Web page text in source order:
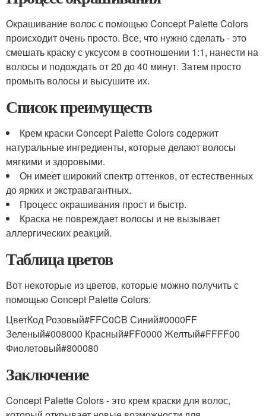
Окрашивание волос с помощью Concept Palette Colors
происходит очень просто. Все, что нужно сделать - это
смешать краску с уксусом в соотношении 1:1, нанести на
волосы и подождать от 20 до 40 минут. Затем просто
промыть волосы и высушите их.
Список преимуществ
Крем краски Concept Palette Colors содержит
натуральные ингредиенты, которые делают волосы
мягкими и здоровыми.
Он имеет широкий спектр оттенков, от естественных
до ярких и экстравагантных.
Процесс окрашивания прост и быстр.
Краска не повреждает волосы и не вызывает
аллергических реакций.
Таблица цветов
Вот некоторые из цветов, которые можно получить с
помощью Concept Palette Colors:
ЦветКод Розовый#FFC0CB Синий#0000FF
Зеленый#008000 Красный#FF0000 Желтый#FFFF00
Фиолетовый#800080
Заключение
Concept Palette Colors - это крем краски для волос,